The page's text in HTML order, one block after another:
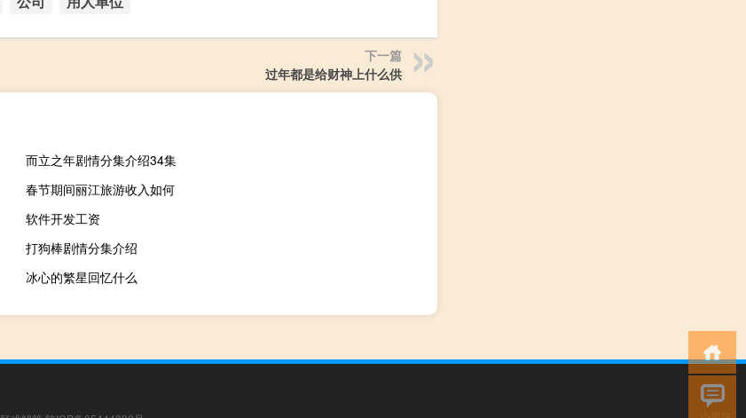
下一篇
过年都是给财神上什么供
而立之年剧情分集介绍34集
春节期间丽江旅游收入如何
软件开发工资
打狗棒剧情分集介绍
冰心的繁星回忆什么